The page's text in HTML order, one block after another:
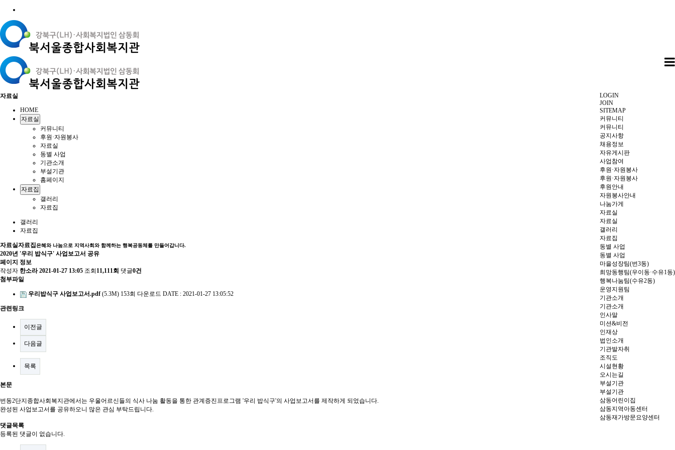
LOGIN
JOIN
SITEMAP
커뮤니티
커뮤니티
공지사항
채용정보
자유게시판
사업참여
후원·자원봉사
후원·자원봉사
후원안내
자원봉사안내
나눔가게
자료실
자료실
갤러리
자료집
동별 사업
동별 사업
마을성장팀(번3동)
희망동행팀(우이동·수유1동)
행복나눔팀(수유2동)
운영지원팀
기관소개
기관소개
인사말
미션&비전
인재상
법인소개
기관발자취
조직도
시설현황
오시는길
부설기관
부설기관
삼동어린이집
삼동지역아동센터
삼동재가방문요양센터
자료실
HOME
자료실
커뮤니티
후원·자원봉사
자료실
동별 사업
기관소개
부설기관
홈페이지
자료집
갤러리
자료집
갤러리
자료집
자료실자료집은혜와 나눔으로 지역사회와 함께하는 행복공동체를 만들어갑니다.
2020년 '우리 밥식구' 사업보고서 공유
페이지 정보
작성자 한소라 2021-01-27 13:05 조회 11,111회 댓글0건
첨부파일
우리밥식구 사업보고서.pdf(5.3M) 153회 다운로드 DATE : 2021-01-27 13:05:52
관련링크
이전글
다음글
목록
본문
번동2단지종합사회복지관에서는 우울어르신들의 식사 나눔 활동을 통한 관계증진프로그램 '우리 밥식구'의 사업보고서를 제작하게 되었습니다.
완성된 사업보고서를 공유하오니 많은 관심 부탁드립니다.
댓글목록
등록된 댓글이 없습니다.